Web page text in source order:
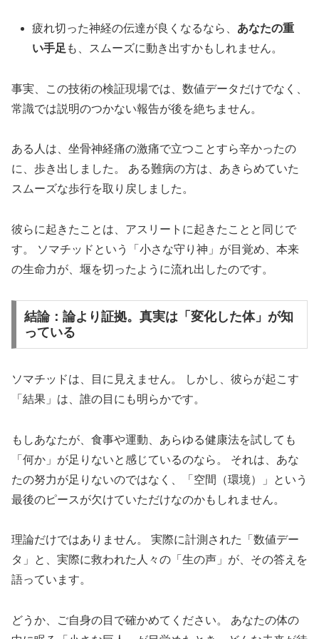
疲れ切った神経の伝達が良くなるなら、 あなたの重
い手足 も、スムーズに動き出すかもしれません。
事実、この技術の検証現場では、数値データだけでなく、
常識では説明のつかない報告が後を絶ちません。
ある人は、坐骨神経痛の激痛で立つことすら辛かったの
に、歩き出しました。 ある難病の方は、あきらめていた
スムーズな歩行を取り戻しました。
彼らに起きたことは、アスリートに起きたことと同じで
す。 ソマチッドという「小さな守り神」が目覚め、本来
の生命力が、堰を切ったように流れ出したのです。
結論：論より証拠。真実は「変化した体」が知
っている
ソマチッドは、目に見えません。 しかし、彼らが起こす
「結果」は、誰の目にも明らかです。
もしあなたが、食事や運動、あらゆる健康法を試しても
「何か」が足りないと感じているのなら。 それは、あな
たの努力が足りないのではなく、「空間（環境）」という
最後のピースが欠けていただけなのかもしれません。
理論だけではありません。 実際に計測された「数値デー
タ」と、実際に救われた人々の「生の声」が、その答えを
語っています。
どうか、ご自身の目で確かめてください。 あなたの体の